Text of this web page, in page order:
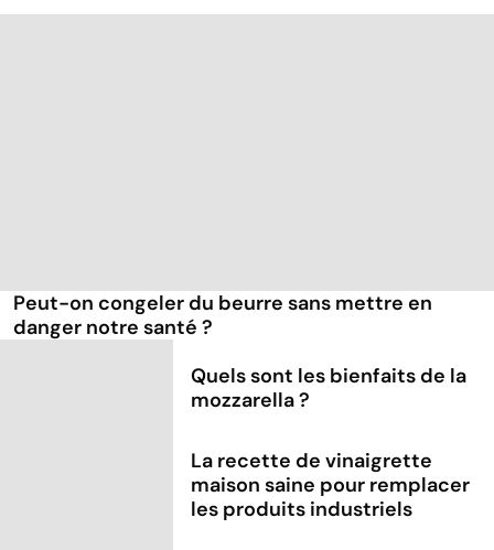
Peut-on congeler du beurre sans mettre en
danger notre santé ?
Quels sont les bienfaits de la
mozzarella ?
La recette de vinaigrette
maison saine pour remplacer
les produits industriels